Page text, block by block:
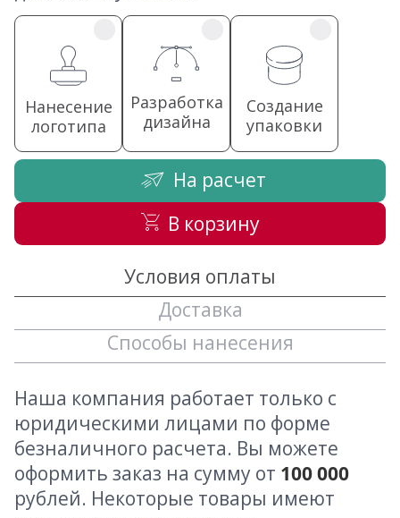
Нанесение
логотипа
Разработка
дизайна
Создание
упаковки
На расчет
В корзину
Условия оплаты
Доставка
Способы нанесения
Наша компания работает только с
юридическими лицами по форме
безналичного расчета. Вы можете
оформить заказ на сумму от 100 000
рублей. Некоторые товары имеют